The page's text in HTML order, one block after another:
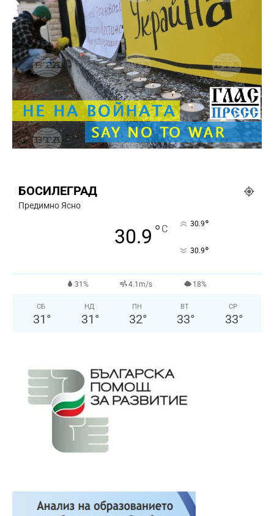
БОСИЛЕГРАД
Предимно Ясно
30.9 °C 30.9°
30.9°
31% 4.1m/s 18%
СБ
31 °
НД
31 °
ПН
32°
ВТ
33°
СР
33°